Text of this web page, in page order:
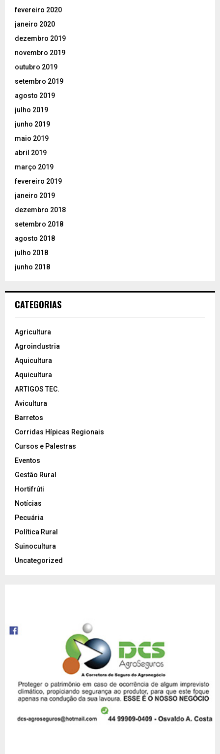
fevereiro 2020
janeiro 2020
dezembro 2019
novembro 2019
outubro 2019
setembro 2019
agosto 2019
julho 2019
junho 2019
maio 2019
abril 2019
março 2019
fevereiro 2019
janeiro 2019
dezembro 2018
setembro 2018
agosto 2018
julho 2018
junho 2018
CATEGORIAS
Agricultura
Agroindustria
Aquicultura
Aquicultura
ARTIGOS TEC.
Avicultura
Barretos
Corridas Hípicas Regionais
Cursos e Palestras
Eventos
Gestão Rural
Hortifrúti
Notícias
Pecuária
Política Rural
Suinocultura
Uncategorized